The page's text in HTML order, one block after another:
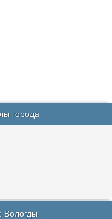
города
Вологды